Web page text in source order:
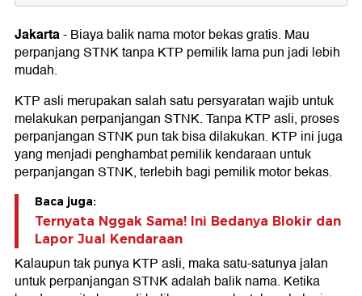
Biaya Balik Nama Motor Bekas Dihapus
Pajak yang Tetap Dibayar saat Balik Nama Motor
Syarat Balik Nama Motor
Jakarta-Biaya balik nama motor bekas gratis. Mau
perpanjang STNK tanpa KTP pemilik lama pun jadi lebih
mudah.
KTP asli merupakan salah satu persyaratan wajib untuk
melakukan perpanjangan STNK. Tanpa KTP asli, proses
perpanjangan STNK pun tak bisa dilakukan. KTP ini juga
yang menjadi penghambat pemilik kendaraan untuk
perpanjangan STNK, terlebih bagi pemilik motor bekas.
Baca juga:
Ternyata Nggak Sama! Ini Bedanya Blokir dan
Lapor Jual Kendaraan
Kalaupun tak punya KTP asli, maka satu-satunya jalan
untuk perpanjangan STNK adalah balik nama. Ketika